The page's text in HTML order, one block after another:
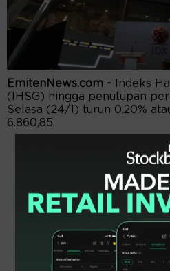
EmitenNews.com -
Indeks
(IHSG) hingga penutupan
Selasa (24/1) turun 0,20%
6.860,85.